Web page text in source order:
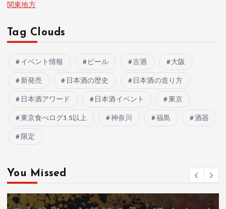
関東地方
Tag Clouds
イベント情報 ビール 古酒 大阪
新発売 日本酒の歴史 日本酒の造り方
日本酒アワード 日本酒イベント 東京
東京食べログ3.5以上 神奈川 福島 酒器
限定
You Missed